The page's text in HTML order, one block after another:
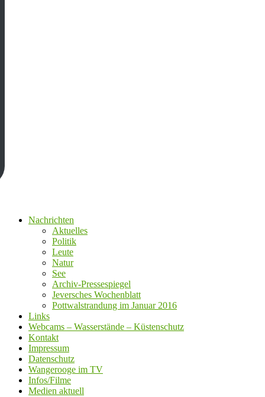
Nachrichten
Aktuelles
Politik
Leute
Natur
See
Archiv-Pressespiegel
Jeversches Wochenblatt
Pottwalstrandung im Januar 2016
Links
Webcams – Wasserstände – Küstenschutz
Kontakt
Impressum
Datenschutz
Wangerooge im TV
Infos/Filme
Medien aktuell